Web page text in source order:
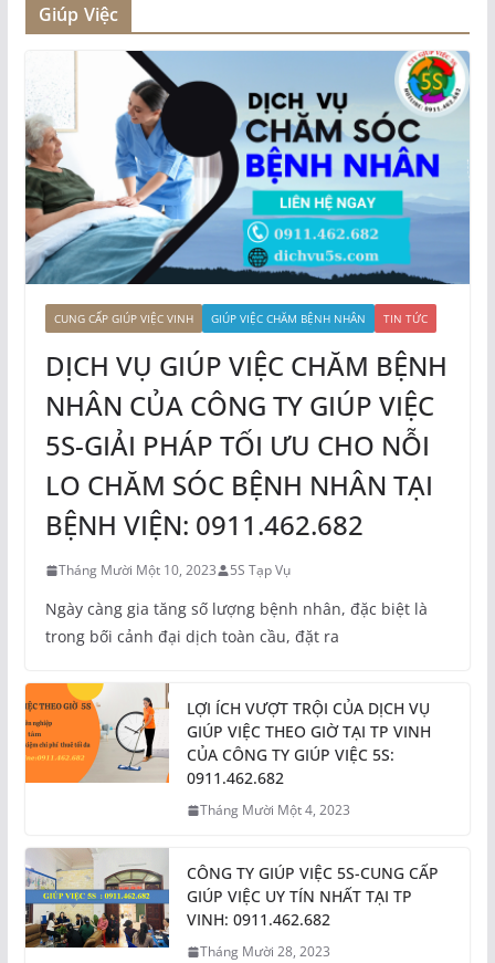
Giúp Việc
CUNG CẤP GIÚP VIỆC VINH GIÚP VIỆC CHĂM BỆNH NHÂN TIN TỨC
DỊCH VỤ GIÚP VIỆC CHĂM BỆNH
NHÂN CỦA CÔNG TY GIÚP VIỆC
5S-GIẢI PHÁP TỐI ƯU CHO NỖI
LO CHĂM SÓC BỆNH NHÂN TẠI
BỆNH VIỆN: 0911.462.682
Tháng Mười Một 10, 2023 5S Tạp Vụ
Ngày càng gia tăng số lượng bệnh nhân, đặc biệt là
trong bối cảnh đại dịch toàn cầu, đặt ra
LỢI ÍCH VƯỢT TRỘI CỦA DỊCH VỤ
GIÚP VIỆC THEO GIỜ TẠI TP VINH
CỦA CÔNG TY GIÚP VIỆC 5S:
0911.462.682
Tháng Mười Một 4, 2023
CÔNG TY GIÚP VIỆC 5S-CUNG CẤP
GIÚP VIỆC UY TÍN NHẤT TẠI TP
VINH: 0911.462.682
Tháng Mười 28, 2023